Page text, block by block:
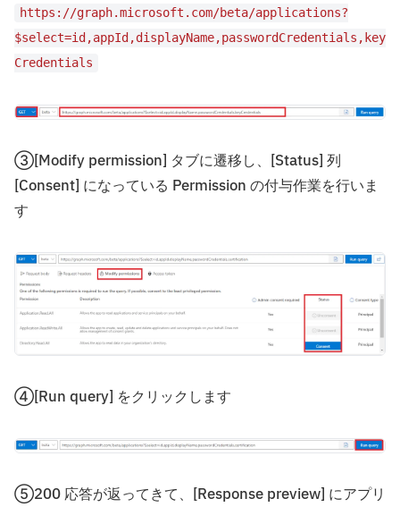
https://graph.microsoft.com/beta/applications?
$select=id,appId,displayName,passwordCredentials,key
Credentials
③[Modify permission] タブに遷移し、[Status] 列
[Consent] になっている Permission の付与作業を行いま
す
④[Run query] をクリックします
⑤200 応答が返ってきて、[Response preview] にアプリ